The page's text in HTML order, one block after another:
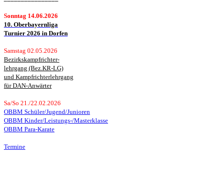
Sonntag 14.06.2026
10. Oberbayernliga
Turnier 2026 in Dorfen
Samstag 02.05.2026
Bezirkskampfrichter-
lehrgang (Bez.KR-LG)
und Kampfrichterlehrgang
für DAN-Anwärter
Sa/So 21./22.02.2026
OBBM Schüler/Jugend/Junioren
OBBM Kinder/Leistungs-/Masterklasse
OBBM Para-Karate
Termine